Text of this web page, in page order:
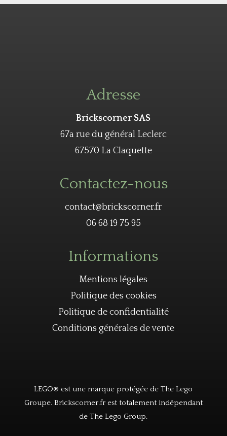
Adresse
Brickscorner SAS
67a rue du général Leclerc
67570 La Claquette
Contactez-nous
contact@brickscorner.fr
06 68 19 75 95
Informations
Mentions légales
Politique des cookies
Politique de confidentialité
Conditions générales de vente
LEGO® est une marque protégée de The Lego
Groupe. Brickscorner.fr est totalement indépendant
de The Lego Group.